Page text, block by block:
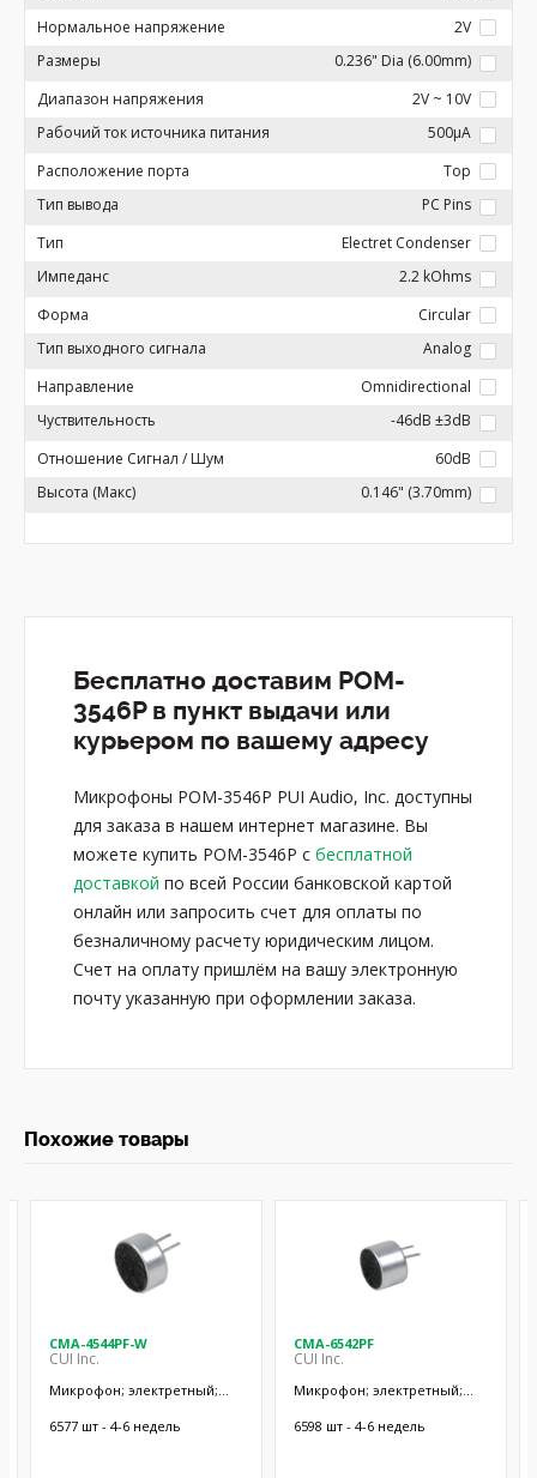
Нормальное напряжение
2V
Размеры
0.236" Dia (6.00mm)
Диапазон напряжения
2V ~ 10V
Рабочий ток источника питания
500µA
Расположение порта
Top
Тип вывода
PC Pins
Тип
Electret Condenser
Импеданс
2.2 kOhms
Форма
Circular
Тип выходного сигнала
Analog
Направление
Omnidirectional
Чуствительность
-46dB ±3dB
Отношение Сигнал / Шум
60dB
Высота (Макс)
0.146" (3.70mm)
Бесплатно доставим POM-
3546P в пункт выдачи или
курьером по вашему адресу
Микрофоны POM-3546P PUI Audio, Inc. доступны
для заказа в нашем интернет магазине. Вы
можете купить POM-3546P с бесплатной
доставкой по всей России банковской картой
онлайн или запросить счет для оплаты по
безналичному расчету юридическим лицом.
Счет на оплату пришлём на вашу электронную
почту указанную при оформлении заказа.
Похожие товары
CMA-4544PF-W
CUI Inc.
Микрофон; электретный;
Ø9,7x4,5мм; SMT
6577 шт - 4-6 недель
CMA-6542PF
CUI Inc.
Микрофон; электретный;
Ø9,4x6,5мм; SMT
6598 шт - 4-6 недель